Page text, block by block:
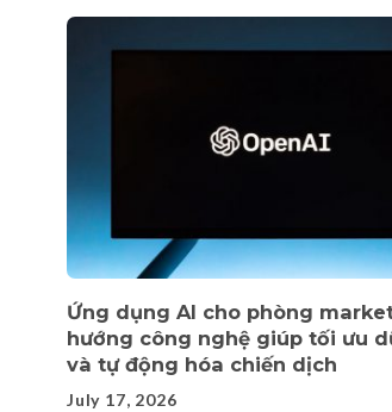
Ứng dụng AI cho phòng
hướng công nghệ giúp tối ưu
và tự động hóa chiến dịch
July 17, 2026